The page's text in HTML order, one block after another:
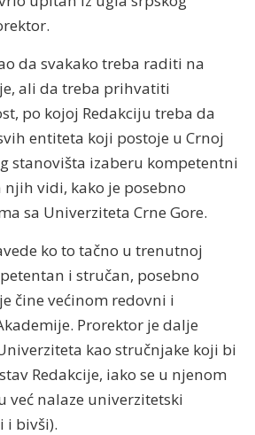
da svakako treba raditi na
ali da treba prihvatiti
po kojoj Redakciju treba da
entiteta koji postoje u Crnoj
stanovišta izaberu kompetentni
vidi, kako je posebno
sa Univerziteta Crne Gore.
ko to tačno u trenutnoj
i stručan, posebno
čine većinom redovni i
Prorektor je dalje
kao stručnjake koji bi
Redakcije, iako se u njenom
već nalaze univerzitetski
i bivši).